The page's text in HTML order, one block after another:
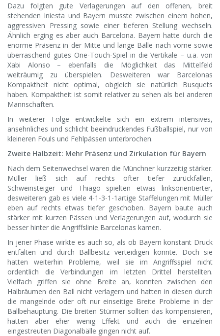
Dazu folgten gute Verlagerungen auf den offenen, breit
stehenden Iniesta und Bayern musste zwischen einem hohen,
aggressiven Pressing sowie einer tieferen Stellung wechseln.
Ähnlich erging es aber auch Barcelona. Bayern hatte durch die
enorme Präsenz in der Mitte und lange Bälle nach vorne sowie
überraschend gutes One-Touch-Spiel in die Vertikale – u.a. von
Xabi Alonso – ebenfalls die Möglichkeit das Mittelfeld
weiträumig zu überspielen. Desweiteren war Barcelonas
Kompaktheit nicht optimal, obgleich sie natürlich Busquets
haben. Kompaktheit ist somit relativer zu sehen als bei anderen
Mannschaften.
In weiterer Folge entwickelte sich ein extrem intensives,
ansehnliches und schlicht beeindruckendes Fußballspiel, nur von
kleineren Fouls und Fehlpässen unterbrochen.
Zweite Halbzeit: Mehr Präsenz und Zirkulation für Bayern
Nach dem Seitenwechsel waren die Münchner kurzzeitig stärker.
Müller ließ sich auf rechts öfter tiefer zurückfallen,
Schweinsteiger und Thiago spielten etwas linksorientierter,
desweiteren gab es viele 4-1-3-1-1artige Staffelungen mit Müller
eben auf rechts etwas tiefer geschoben. Bayern baute auch
stärker mit kurzen Pässen und Verlagerungen auf, wodurch sie
besser hinter die Angriffslinie Barcelonas kamen.
In jener Phase wirkte es auch so, als ob Bayern konstant Druck
entfalten und durch Ballbesitz verteidigen könnte. Doch sie
hatten weiterhin Probleme, weil sie im Angriffsspiel nicht
ordentlich die Verbindungen im letzten Drittel herstellten.
Vielfach griffen sie ohne Breite an, konnten zwischen den
Halbräumen den Ball nicht verlagern und hatten in diesen durch
die mangelnde oder oft nur einseitige Breite Probleme in der
Ballbehauptung. Die breiten Stürmer sollten das kompensieren,
hatten aber eher wenig Effekt und auch die einzelnen
eingestreuten Diagonalbälle gingen nicht auf.